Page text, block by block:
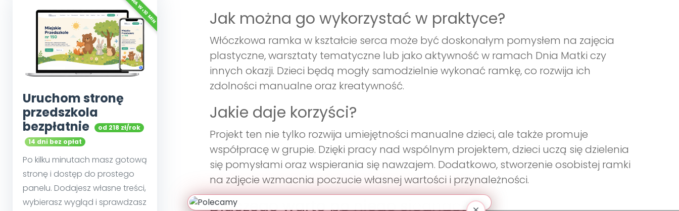
Uruchom stronę
przedszkola
bezpłatnie
od 218 zł/rok
14 dni bez opłat
Po kilku minutach masz gotową
stronę i dostęp do prostego
panelu. Dodajesz własne treści,
wybierasz wygląd i sprawdzasz
Jak można go wykorzystać w praktyce?
Włóczkowa ramka w kształcie serca może być doskonałym pomysłem na zajęcia
plastyczne, warsztaty tematyczne lub jako aktywność w ramach Dnia Matki czy
innych okazji. Dzieci będą mogły samodzielnie wykonać ramkę, co rozwija ich
zdolności manualne oraz kreatywność.
Jakie daje korzyści?
Projekt ten nie tylko rozwija umiejętności manualne dzieci, ale także promuje
współpracę w grupie. Dzięki pracy nad wspólnym projektem, dzieci uczą się dzielenia
się pomysłami oraz wspierania się nawzajem. Dodatkowo, stworzenie osobistej ramki
na zdjęcie wzmacnia poczucie własnej wartości i przynależności.
Dlaczego warto po niego sięgnąć?